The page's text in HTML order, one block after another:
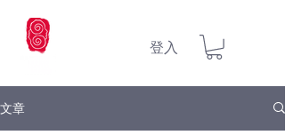
登入
文章